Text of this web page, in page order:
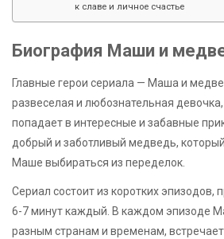
к славе и личное счастье
Биография Маши и
Главные герои сериала — Маша и
развеселая и любознательная
попадает в интересные и забавные
добрый и заботливый медведь,
Маше выбираться из переделок.
Сериал состоит из коротких эпизодов,
6-7 минут каждый. В каждом эпизоде
разным странам и временам,